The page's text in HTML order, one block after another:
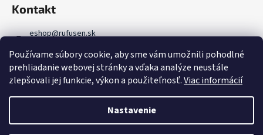
Používame súbory cookie, aby sme vám umožnili pohodlné
prehliadanie webovej stránky a vďaka analýze neustále
zlepšovali jej funkcie, výkon a použiteľnosť.Viac informácií
Nastavenie
Kontakt
eshop@rufusen.sk
+421 907 336 918
FB Rufusen Zelená strecha
rufusen.zelenestrechy
YouTube Rufusen Zelená strecha